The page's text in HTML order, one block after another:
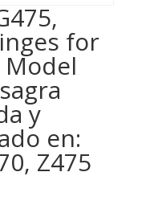
for
y
en:
Z475